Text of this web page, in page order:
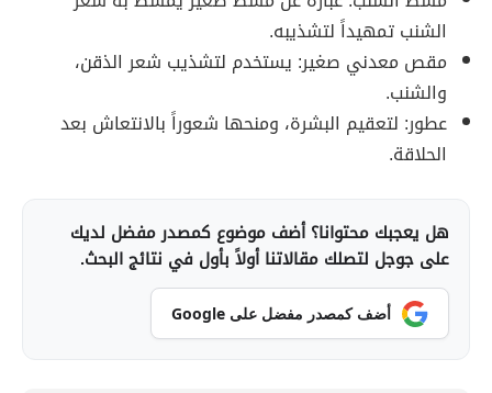
الشنب تمهيداً لتشذيبه.
مقص معدني صغير: يستخدم لتشذيب شعر الذقن،
والشنب.
عطور: لتعقيم البشرة، ومنحها شعوراً بالانتعاش بعد
الحلاقة.
هل يعجبك محتوانا؟ أضف موضوع كمصدر مفضل لديك
على جوجل لتصلك مقالاتنا أولاً بأول في نتائج البحث.
أضف كمصدر مفضل على Google